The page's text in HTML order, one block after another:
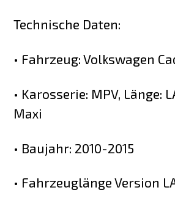
Technische Daten:
• Fahrzeug: Volkswagen
• Karosserie: MPV, Länge:
Maxi
• Baujahr: 2010-2015
• Fahrzeuglänge Version